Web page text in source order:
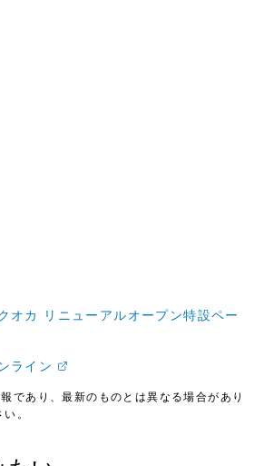
オカ リニューアルオープン特設ペー
ライン
であり、最新のものとは異なる場合があり
。